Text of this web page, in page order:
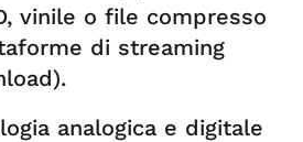
vinile o file compresso
di streaming
analogica e digitale